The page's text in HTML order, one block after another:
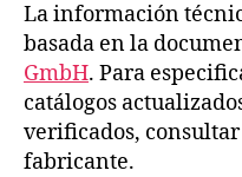
La información
basada en la
GmbH. Para
catálogos
verificados,
fabricante.